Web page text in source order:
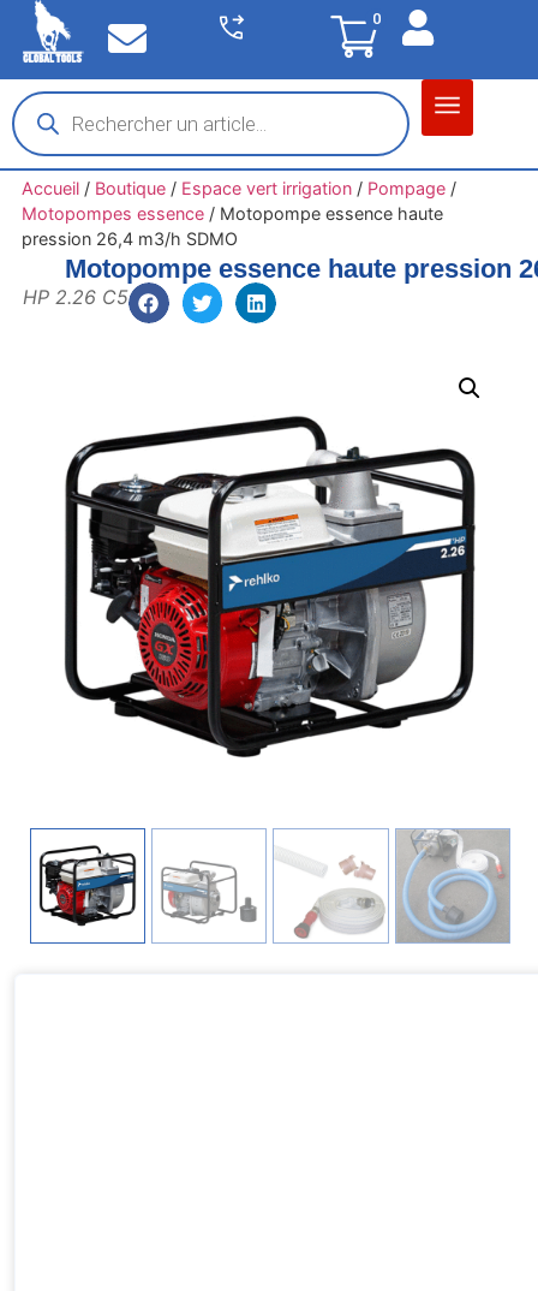
0
Accueil/ Boutique/ Espace vert irrigation/ Pompage/
Motopompes essence/ Motopompe essence haute
pression 26,4 m3/h SDMO
Motopompe essence haute pression
HP 2.26 C5